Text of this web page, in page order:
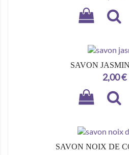
SAVON
Prix
2,00 €
SAVON NOIX DE